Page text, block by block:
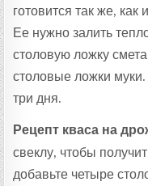
готовится так же,
Ее нужно залить
столовую ложку
столовые ложки
три дня.
Рецепт кваса на
свеклу, чтобы
добавьте четыре